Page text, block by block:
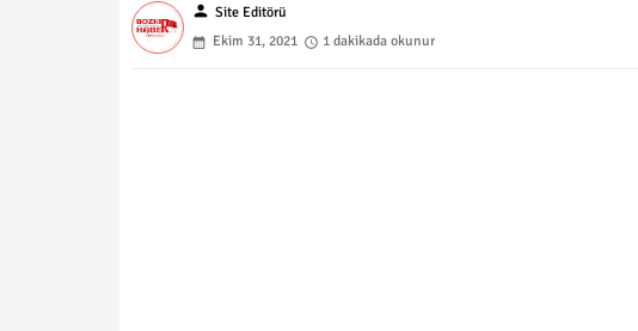
person Site Editörü
Ekim 31, 2021
1 dakikada okunur